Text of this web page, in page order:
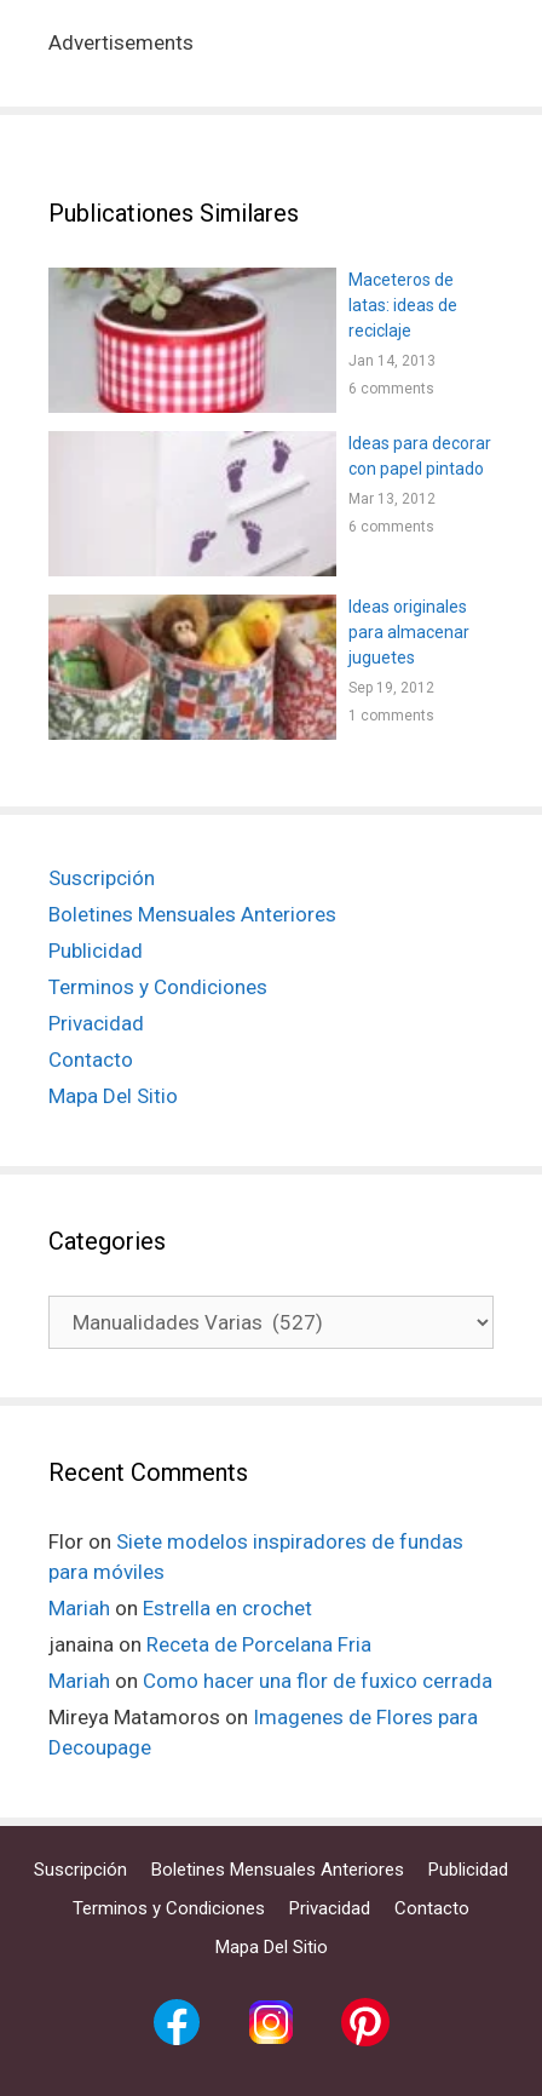
Advertisements
Publicationes Similares
Maceteros de
latas: ideas de
reciclaje
Jan 14, 2013
6 comments
Ideas para decorar
con papel pintado
Mar 13, 2012
6 comments
Ideas originales
para almacenar
juguetes
Sep 19, 2012
1 comments
Suscripción
Boletines Mensuales Anteriores
Publicidad
Terminos y Condiciones
Privacidad
Contacto
Mapa Del Sitio
Categories
Recent Comments
Flor on Siete modelos inspiradores de fundas
para móviles
Mariah on Estrella en crochet
janaina on Receta de Porcelana Fria
Mariah on Como hacer una flor de fuxico cerrada
Mireya Matamoros on Imagenes de Flores para
Decoupage
Suscripción Boletines Mensuales Anteriores
Publicidad
Terminos y Condiciones
Privacidad
Contacto
Mapa Del Sitio